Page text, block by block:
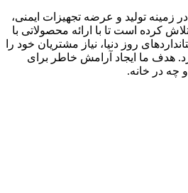
زمینه تولید و عرضه تجهیزات ایمنی،
کرده است تا با ارائه محصولاتی با
روز دنیا، نیاز مشتریان خود را
هدف ما ایجاد آرامش خاطر برای
در خانه.